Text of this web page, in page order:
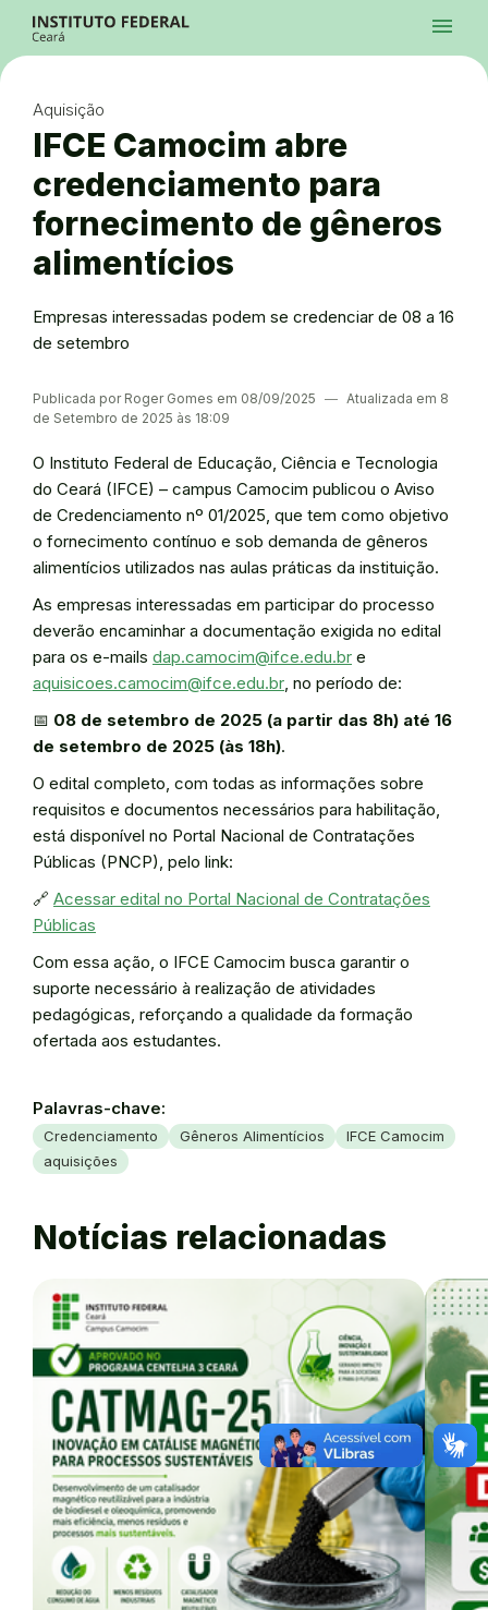
Ir para a busca
Ir para o menu principal
Ir para o conteúdo
Alto Contraste
Login da Área Administrativa
Acessibilidade
menu
InstagramTwitter/XFacebook
Aquisição
IFCE Camocim abre
credenciamento para
fornecimento de gêneros
alimentícios
Empresas interessadas podem se credenciar de 08 a 16
de setembro
Publicada por Roger Gomes em 08/09/2025 ― Atualizada em 8
de Setembro de 2025 às 18:09
O Instituto Federal de Educação, Ciência e Tecnologia
do Ceará (IFCE) – campus Camocim publicou o Aviso
de Credenciamento nº 01/2025, que tem como objetivo
o fornecimento contínuo e sob demanda de gêneros
alimentícios utilizados nas aulas práticas da instituição.
As empresas interessadas em participar do processo
deverão encaminhar a documentação exigida no edital
para os e-mails dap.camocim@ifce.edu.br e
aquisicoes.camocim@ifce.edu.br, no período de:
📅 08 de setembro de 2025 (a partir das 8h) até 16
de setembro de 2025 (às 18h).
O edital completo, com todas as informações sobre
requisitos e documentos necessários para habilitação,
está disponível no Portal Nacional de Contratações
Públicas (PNCP), pelo link:
🔗 Acessar edital no Portal Nacional de Contratações
Públicas
Com essa ação, o IFCE Camocim busca garantir o
suporte necessário à realização de atividades
pedagógicas, reforçando a qualidade da formação
ofertada aos estudantes.
Palavras-chave:
Credenciamento Gêneros Alimentícios
IFCE Camocim
aquisições
Notícias relacionadas